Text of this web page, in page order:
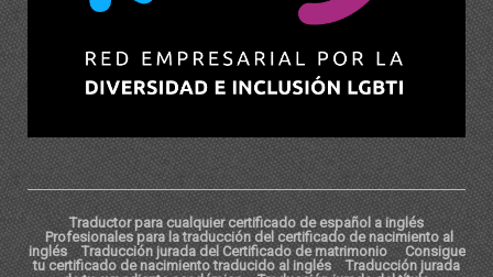
Traductor para cualquier certificado de español a inglés
Profesionales para la traducción del certificado de nacimiento al
inglés
Traducción jurada del Certificado de matrimonio
Consigue
tu certificado de nacimiento traducido al inglés
Traducción jurada